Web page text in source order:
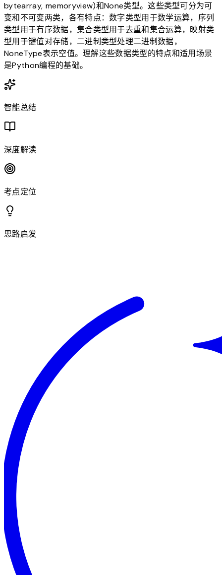
bytearray, memoryview)和None类型。这些类型可分为可
变和不可变两类，各有特点：数字类型用于数学运算，序列
类型用于有序数据，集合类型用于去重和集合运算，映射类
型用于键值对存储，二进制类型处理二进制数据，
NoneType表示空值。理解这些数据类型的特点和适用场景
是Python编程的基础。
智能总结
深度解读
考点定位
思路启发